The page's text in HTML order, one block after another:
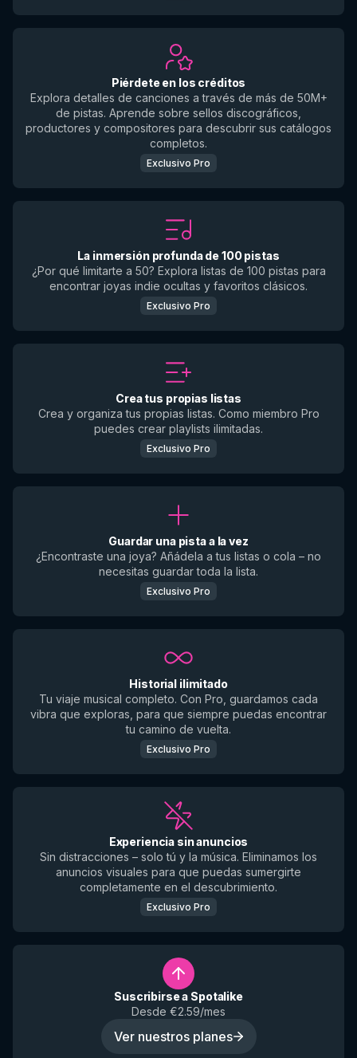
Piérdete en los créditos
Explora detalles de canciones a través de más de 50M+
de pistas. Aprende sobre sellos discográficos,
productores y compositores para descubrir sus catálogos
completos.
Exclusivo Pro
La inmersión profunda de 100 pistas
¿Por qué limitarte a 50? Explora listas de 100 pistas para
encontrar joyas indie ocultas y favoritos clásicos.
Exclusivo Pro
Crea tus propias listas
Crea y organiza tus propias listas. Como miembro Pro
puedes crear playlists ilimitadas.
Exclusivo Pro
Guardar una pista a la vez
¿Encontraste una joya? Añádela a tus listas o cola – no
necesitas guardar toda la lista.
Exclusivo Pro
Historial ilimitado
Tu viaje musical completo. Con Pro, guardamos cada
vibra que exploras, para que siempre puedas encontrar
tu camino de vuelta.
Exclusivo Pro
Experiencia sin anuncios
Sin distracciones – solo tú y la música. Eliminamos los
anuncios visuales para que puedas sumergirte
completamente en el descubrimiento.
Exclusivo Pro
Suscribirse a Spotalike
Desde €2.59/mes
Ver nuestros planes